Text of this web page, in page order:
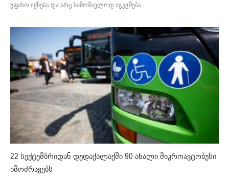
უფასო იქნება და არც სამომავლოდ იგეგმება...
22 სექტემბრიდან დედაქალაქში 90 ახალი მიკროავტობუსი
იმოძრავებს